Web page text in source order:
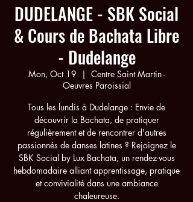
DUDELANGE - SBK Social
& Cours de Bachata Libre
- Dudelange
Mon, Oct 19
  |
Centre Saint Martin -
Oeuvres Paroissial
Tous les lundis à Dudelange : Envie de
découvrir la Bachata, de pratiquer
régulièrement et de rencontrer d'autres
passionnés de danses latines ? Rejoignez le
SBK Social by Lux Bachata, un rendez-vous
hebdomadaire alliant apprentissage, pratique
et convivialité dans une ambiance
chaleureuse.